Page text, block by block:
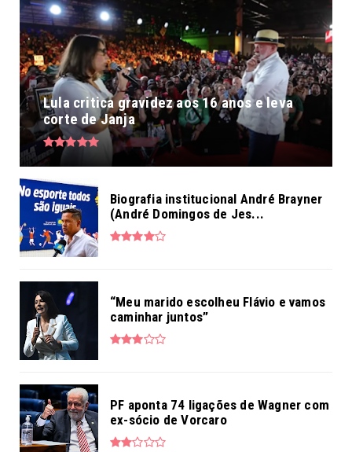
Lula critica gravidez aos 16 anos e leva
corte de Janja
Biografia institucional André Brayner
(André Domingos de Jes...
“Meu marido escolheu Flávio e vamos
caminhar juntos”
PF aponta 74 ligações de Wagner com
ex-sócio de Vorcaro